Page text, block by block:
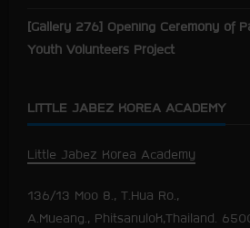
[Gallery 276] Opening Ceremony of
Youth Volunteers Project
LITTLE JABEZ KOREA ACADEMY
Little Jabez Korea Academy
136/13 Moo 8., T.Hua Ro.,
A.Mueang., Phitsanulok,Thailand.